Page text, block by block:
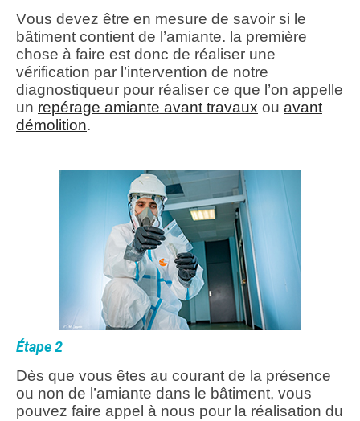
Vous devez être en mesure de savoir si le
bâtiment contient de l’amiante. la première
chose à faire est donc de réaliser une
vérification par l’intervention de notre
diagnostiqueur pour réaliser ce que l’on appelle
un repérage amiante avant travaux ou avant
démolition.
Étape 2
Dès que vous êtes au courant de la présence
ou non de l’amiante dans le bâtiment, vous
pouvez faire appel à nous pour la réalisation du